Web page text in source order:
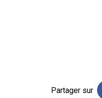
Partager sur